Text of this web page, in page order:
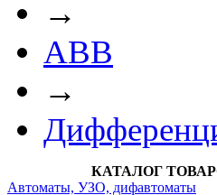
→
АВВ
→
КАТАЛОГ
Автоматы, УЗО, дифавтоматы